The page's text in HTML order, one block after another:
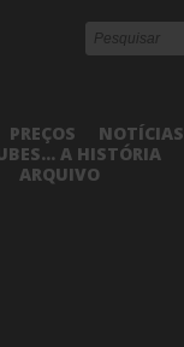
PREÇOS NOTÍCIAS
A HISTÓRIA
ARQUIVO